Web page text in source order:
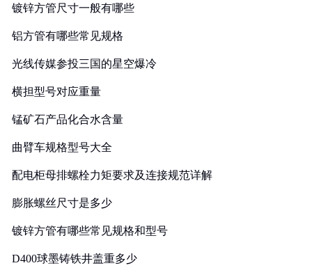
镀锌方管尺寸一般有哪些
铝方管有哪些常见规格
光线传媒参投三国的星空爆冷
横担型号对应重量
锰矿石产品化合水含量
曲臂车规格型号大全
配电柜母排螺栓力矩要求及连接规范详解
膨胀螺丝尺寸是多少
镀锌方管有哪些常见规格和型号
D400球墨铸铁井盖重多少